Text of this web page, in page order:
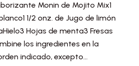
Monin de Mojito Mix1
1/2 onz. de Jugo de limón
Hojas de menta3 Fresas
los ingredientes en la
indicado, excepto...